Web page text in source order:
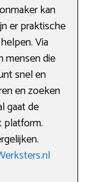
kan
er praktische
Via
mensen die
snel en
en zoeken
gaat de
platform.